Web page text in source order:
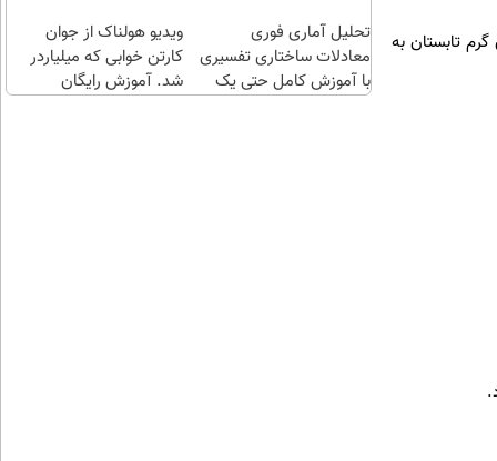
تابستان به
چند
کلیک)
تحلیل آماری فوری
معادلات ساختاری تفسیری
با آموزش کامل حتی یک
ویدیو هولناک از جوان
کارتن خوابی که میلیاردر
شد. آموزش رایگان